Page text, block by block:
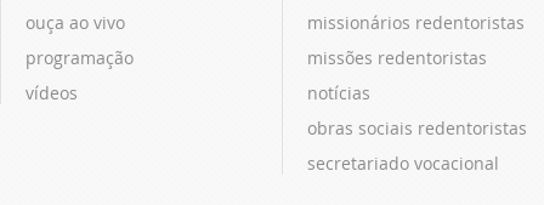
ouça ao vivo
programação
vídeos
missionários redentoristas
missões redentoristas
notícias
obras sociais redentoristas
secretariado vocacional